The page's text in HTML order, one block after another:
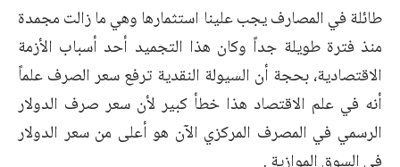
طائلة في المصارف يجب علينا استثمارها وهي ما زالت مجمدة
منذ فترة طويلة جداً وكان هذا التجميد أحد أسباب الأزمة
الاقتصادية، بحجة أن السيولة النقدية ترفع سعر الصرف علماً
أنه في علم الاقتصاد هذا خطأ كبير لأن سعر صرف الدولار
الرسمي في المصرف المركزي الآن هو أعلى من سعر الدولار